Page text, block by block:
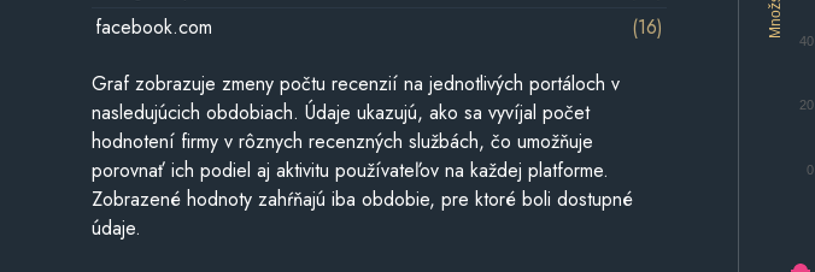
0
20
40
facebook.com
(16)
Graf zobrazuje zmeny počtu recenzií na jednotlivých portáloch v
nasledujúcich obdobiach. Údaje ukazujú, ako sa vyvíjal počet
hodnotení firmy v rôznych recenzných službách, čo umožňuje
porovnať ich podiel aj aktivitu používateľov na každej platforme.
Zobrazené hodnoty zahŕňajú iba obdobie, pre ktoré boli dostupné
údaje.